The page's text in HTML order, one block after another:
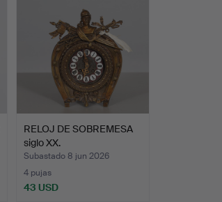
RELOJ DE SOBREMESA
siglo XX.
Subastado 8 jun 2026
4 pujas
43 USD